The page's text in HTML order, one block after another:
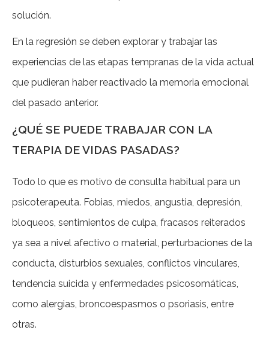
solución.
En la regresión se deben explorar y trabajar las
experiencias de las etapas tempranas de la vida actual
que pudieran haber reactivado la memoria emocional
del pasado anterior.
¿QUÉ SE PUEDE TRABAJAR CON LA
TERAPIA DE VIDAS PASADAS?
Todo lo que es motivo de consulta habitual para un
psicoterapeuta. Fobias, miedos, angustia, depresión,
bloqueos, sentimientos de culpa, fracasos reiterados
ya sea a nivel afectivo o material, perturbaciones de la
conducta, disturbios sexuales, conflictos vinculares,
tendencia suicida y enfermedades psicosomáticas,
como alergias, broncoespasmos o psoriasis, entre
otras.